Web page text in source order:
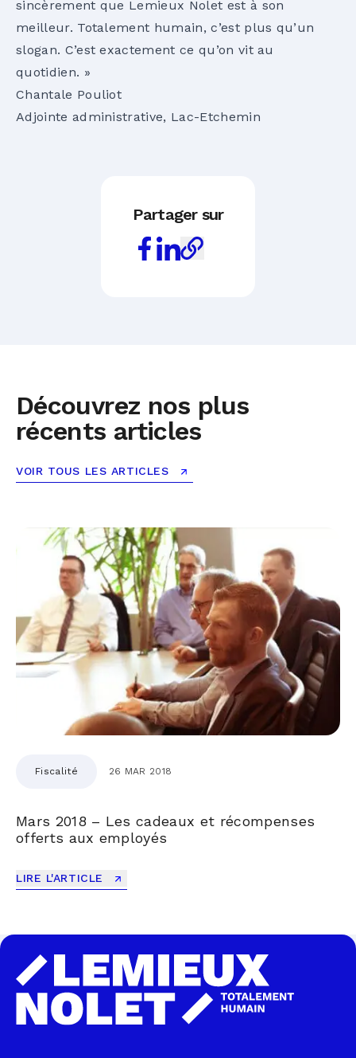
sincèrement que Lemieux Nolet est à son
meilleur. Totalement humain, c’est plus qu’un
slogan. C’est exactement ce qu’on vit au
quotidien. »
Chantale Pouliot
Adjointe administrative, Lac-Etchemin
Partager sur
Découvrez nos plus
récents articles
VOIR TOUS LES ARTICLES
Fiscalité 26 MAR 2018
Mars 2018 – Les cadeaux et récompenses
offerts aux employés
LIRE L'ARTICLE